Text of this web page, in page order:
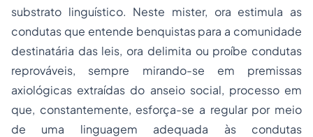
substrato linguístico. Neste mister, ora estimula as
condutas que entende benquistas para a comunidade
destinatária das leis, ora delimita ou proíbe condutas
reprováveis, sempre mirando-se em premissas
axiológicas extraídas do anseio social, processo em
que, constantemente, esforça-se a regular por meio
de uma linguagem adequada às condutas